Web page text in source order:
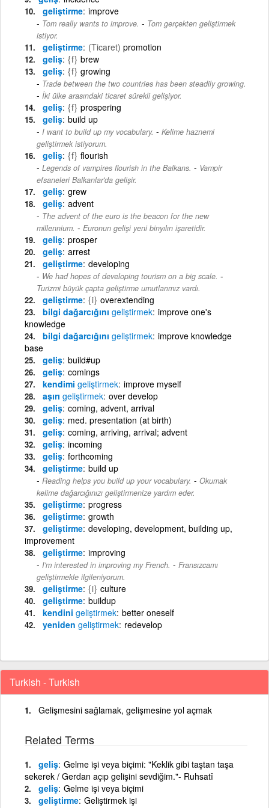
geliştirme improve
Tom really wants to improve. - Tom gerçekten geliştirmek
istiyor.
geliştirme (Ticaret) promotion
geliş {f} brew
geliş {f} growing
Trade between the two countries has been steadily growing.
- İki ülke arasındaki ticaret sürekli gelişiyor.
geliş {f} prospering
geliş build up
I want to build up my vocabulary. - Kelime haznemi
geliştirmek istiyorum.
geliş {f} flourish
Legends of vampires flourish in the Balkans. - Vampir
efsaneleri Balkanlar'da gelişir.
geliş grew
geliş advent
The advent of the euro is the beacon for the new
millennium. - Euronun gelişi yeni binyılın işaretidir.
geliş prosper
geliş arrest
geliştirme developing
We had hopes of developing tourism on a big scale. -
Turizmi büyük çapta geliştirme umutlarımız vardı.
geliştirme {i} overextending
bilgi dağarcığını geliştirmek improve one's
knowledge
bilgi dağarcığını geliştirmek improve knowledge
base
geliş build#up
geliş comings
kendimi geliştirmek improve myself
aşırı geliştirmek over develop
geliş coming, advent, arrival
geliş med. presentation (at birth)
geliş coming, arriving, arrival; advent
geliş incoming
geliş forthcoming
geliştirme build up
Reading helps you build up your vocabulary. - Okumak
kelime dağarcığınızı geliştirmenize yardım eder.
geliştirme progress
geliştirme growth
geliştirme developing, development, building up,
improvement
geliştirme improving
I'm interested in improving my French. - Fransızcamı
geliştirmekle ilgileniyorum.
geliştirme {i} culture
geliştirme buildup
kendini geliştirmek better oneself
yeniden geliştirmek redevelop
Turkish - Turkish
Gelişmesini sağlamak, gelişmesine yol açmak
Related Terms
geliş Gelme işi veya biçimi: "Keklik gibi taştan taşa
sekerek / Gerdan açıp gelişini sevdiğim."- Ruhsatî
geliş Gelme işi veya biçimi
geliştirme Geliştirmek işi